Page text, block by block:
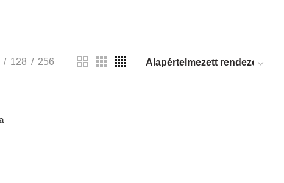
128 256